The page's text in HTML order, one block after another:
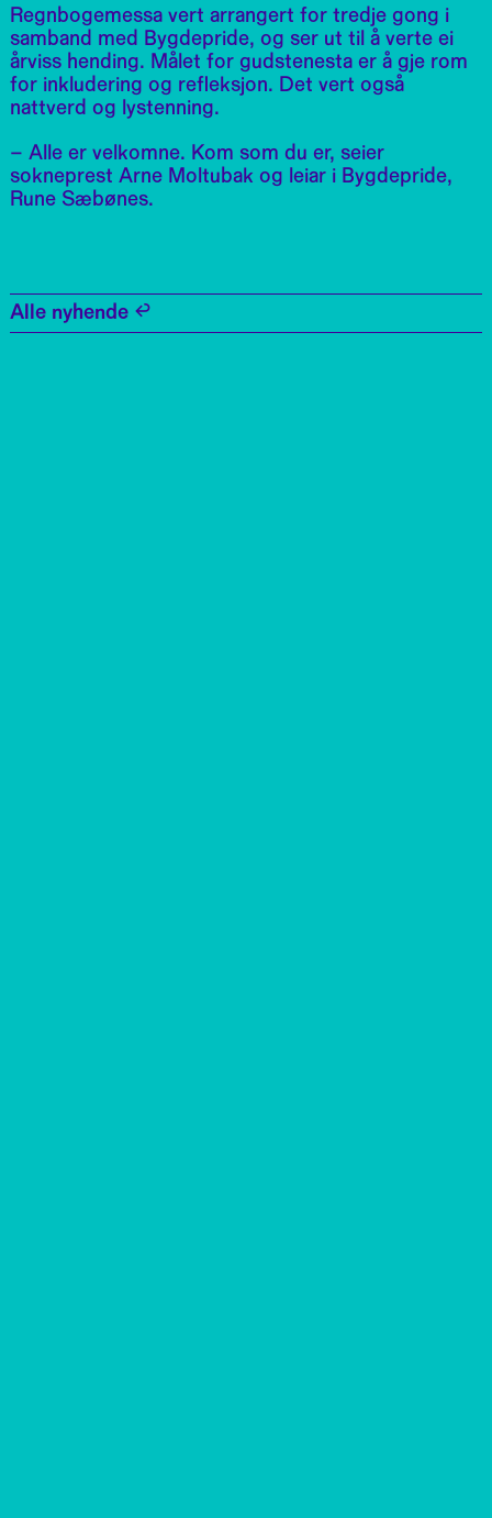
Regnbogemessa vert arrangert for tredje gong i
samband med Bygdepride, og ser ut til å verte ei
årviss hending. Målet for gudstenesta er å gje rom
for inkludering og refleksjon. Det vert også
nattverd og lystenning.
– Alle er velkomne. Kom som du er, seier
sokneprest Arne Moltubak og leiar i Bygdepride,
Rune Sæbønes.
Alle nyhende ↩